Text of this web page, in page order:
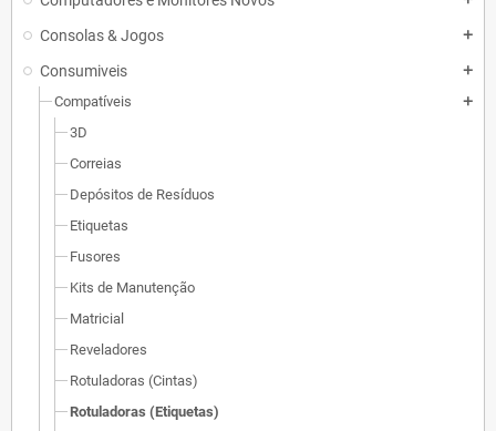
Consolas & Jogos add
Consumiveis add
Compatíveis add
3D
Correias
Depósitos de Resíduos
Etiquetas
Fusores
Kits de Manutenção
Matricial
Reveladores
Rotuladoras (Cintas)
Rotuladoras (Etiquetas)